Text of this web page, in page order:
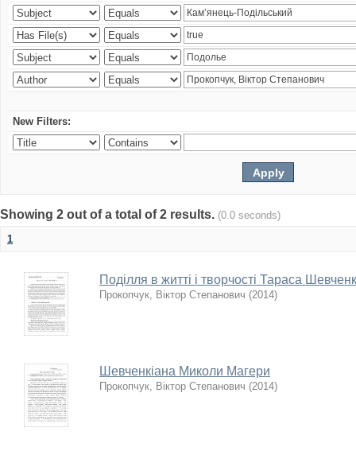
New Filters:
Showing 2 out of a total of 2 results. (0.0 seconds)
1
Поділля в житті і творчості Тараса
Прокопчук, Віктор Степанович (2014)
Шевченкіана Миколи Магери
Прокопчук, Віктор Степанович (2014)